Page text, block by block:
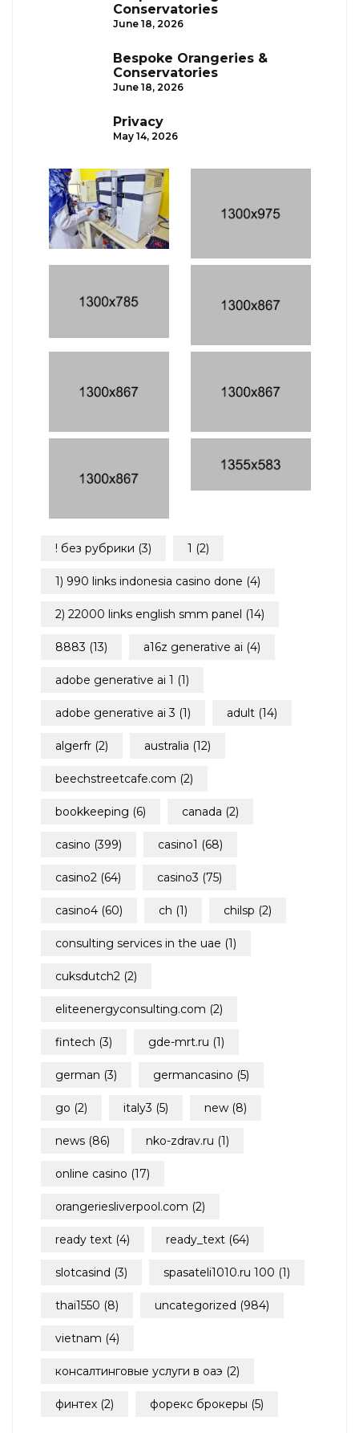
Conservatories
June 18, 2026
Bespoke Orangeries &
Conservatories
June 18, 2026
Privacy
May 14, 2026
! без рубрики (3) 1 (2)
1) 990 links indonesia casino done (4)
2) 22000 links english smm panel (14)
8883 (13) a16z generative ai (4)
adobe generative ai 1 (1)
adobe generative ai 3 (1) adult (14)
algerfr (2) australia (12)
beechstreetcafe.com (2)
bookkeeping (6) canada (2)
casino (399) casino1 (68)
casino2 (64) casino3 (75)
casino4 (60) ch (1) chilsp (2)
consulting services in the uae (1)
cuksdutch2 (2)
eliteenergyconsulting.com (2)
fintech (3) gde-mrt.ru (1)
german (3) germancasino (5)
go (2) italy3 (5) new (8)
news (86) nko-zdrav.ru (1)
online casino (17)
orangeriesliverpool.com (2)
ready text (4) ready_text (64)
slotcasind (3) spasateli1010.ru 100 (1)
thai1550 (8) uncategorized (984)
vietnam (4)
консалтинговые услуги в оаэ (2)
финтех (2) форекс брокеры (5)